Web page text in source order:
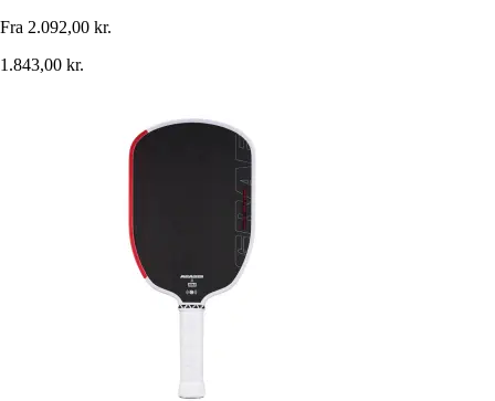
Fra 2.092,00 kr.
1.843,00 kr.